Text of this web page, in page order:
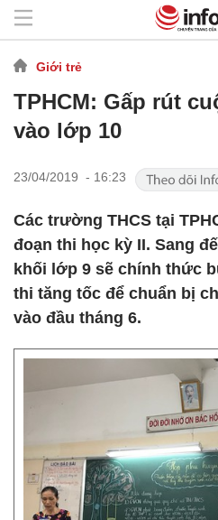
Giới trẻ
TPHCM: Gấp rút
vào lớp 10
23/04/2019 - 16:23
Các trường THCS tại
đoạn thi học kỳ II. Sang
khối lớp 9 sẽ chính thức
thi tăng tốc để chuẩn bị
vào đầu tháng 6.